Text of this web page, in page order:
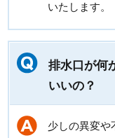
いたします。
排水口が何
いいの？
少しの異変や